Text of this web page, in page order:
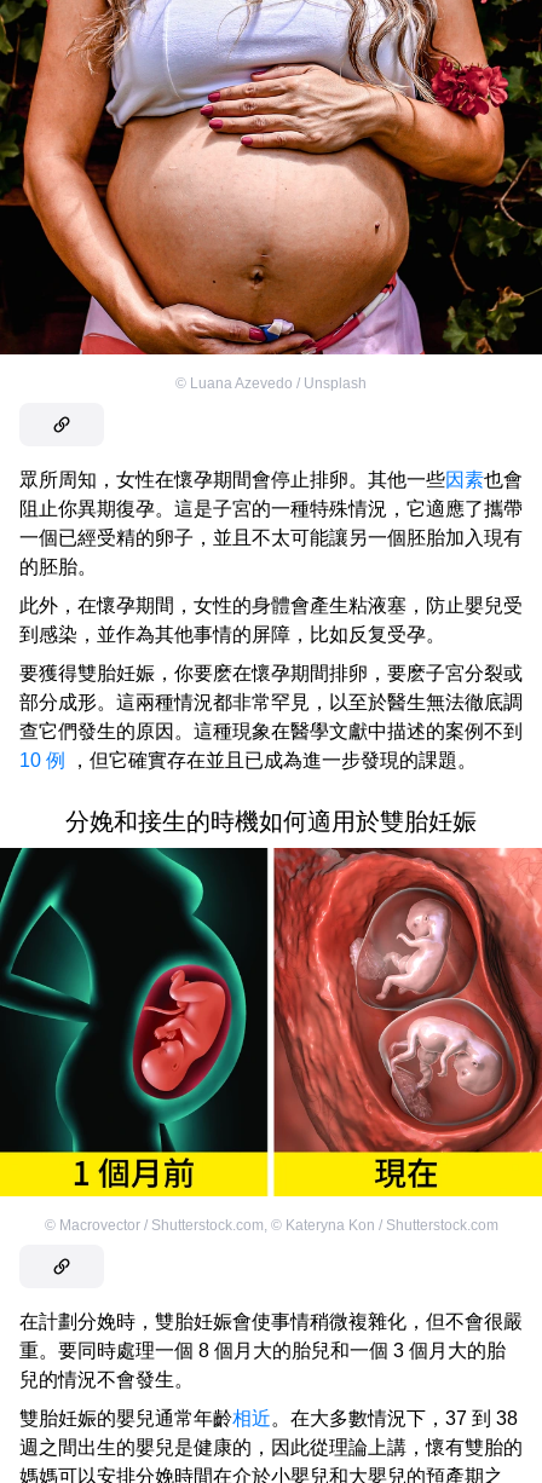
© Luana Azevedo / Unsplash
眾所周知，女性在懷孕期間會停止排卵。其他一些因素也會
阻止你異期復孕。這是子宮的一種特殊情況，它適應了攜帶
一個已經受精的卵子，並且不太可能讓另一個胚胎加入現有
的胚胎。
此外，在懷孕期間，女性的身體會產生粘液塞，防止嬰兒受
到感染，並作為其他事情的屏障，比如反复受孕。
要獲得雙胎妊娠，你要麽在懷孕期間排卵，要麽子宮分裂或
部分成形。這兩種情況都非常罕見，以至於醫生無法徹底調
查它們發生的原因。這種現象在醫學文獻中描述的案例不到
10 例
，但它確實存在並且已成為進一步發現的課題。
分娩和接生的時機如何適用於雙胎妊娠
© Macrovector / Shutterstock.com © Kateryna Kon / Shutterstock.com
在計劃分娩時，雙胎妊娠會使事情稍微複雜化，但不會很嚴
重。要同時處理一個 8 個月大的胎兒和一個 3 個月大的胎
兒的情況不會發生。
雙胎妊娠的嬰兒通常年齡相近。在大多數情況下，37 到 38
週之間出生的嬰兒是健康的，因此從理論上講，懷有雙胎的
媽媽可以安排分娩時間在介於小嬰兒和大嬰兒的預產期之